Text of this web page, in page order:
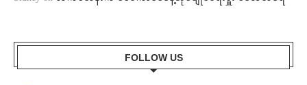
FOLLOW US